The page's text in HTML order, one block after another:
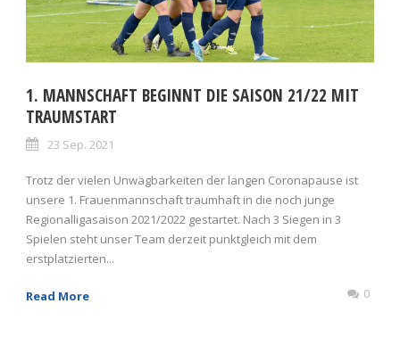
1. MANNSCHAFT BEGINNT DIE SAISON 21/22 MIT
TRAUMSTART
23 Sep. 2021
Trotz der vielen Unwägbarkeiten der langen Coronapause ist
unsere 1. Frauenmannschaft traumhaft in die noch junge
Regionalligasaison 2021/2022 gestartet. Nach 3 Siegen in 3
Spielen steht unser Team derzeit punktgleich mit dem
erstplatzierten...
Read More 0